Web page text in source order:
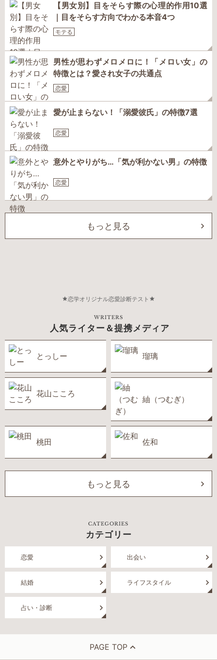
【男女別】目をそらす際の心理的作用10選
｜目をそらす方向でわかる本音4つ
モテる
男性が思わずメロメロに！「メロい女」の
特徴とは？愛され女子の共通点
恋愛
愛が止まらない！「溺愛彼氏」の特徴7選
恋愛
意外とやりがち…「気が利かない男」の特徴
恋愛
もっと見る
恋学オリジナル恋愛診断テスト
WRITERS
人気ライター＆提携メディア
とっしー 瑠璃
花山こころ
紬（つむぎ）
桃田 佐和
もっと見る
CATEGORIES
カテゴリー
恋愛 出会い
結婚 ライフスタイル
占い・診断
PAGE TOP